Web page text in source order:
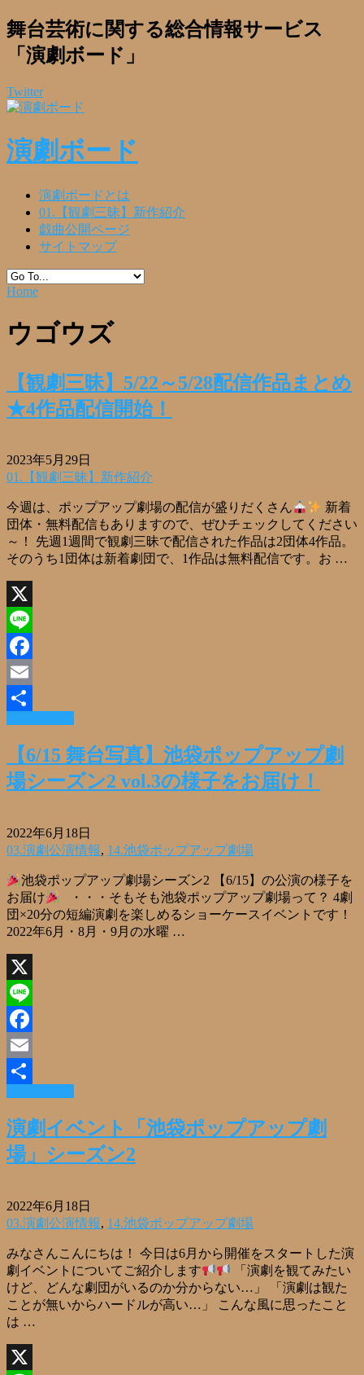
舞台芸術に関する総合情報サービス
「演劇ボード」
Twitter
演劇ボード
演劇ボードとは
01.【観劇三昧】新作紹介
戯曲公開ページ
サイトマップ
Home
ウゴウズ
【観劇三昧】5/22～5/28配信作品まとめ
★4作品配信開始！
2023年5月29日
01.【観劇三昧】新作紹介
今週は、ポップアップ劇場の配信が盛りだくさん
新着
団体・無料配信もありますので、ぜひチェックしてください
～！ 先週1週間で観劇三昧で配信された作品は2団体4作品。
そのうち1団体は新着劇団で、1作品は無料配信です。お …
X
Line
Facebook
Email
共
【6/15 舞台写真】池袋ポップアップ劇
場シーズン2 vol.3の様子をお届け！
2022年6月18日
03.演劇公演情報, 14.池袋ポップアップ劇場
池袋ポップアップ劇場シーズン2 【6/15】の公演の様子を
お届け
・・・そもそも池袋ポップアップ劇場って？ 4劇
団×20分の短編演劇を楽しめるショーケースイベントです！
2022年6月・8月・9月の水曜 …
X
Line
Facebook
Email
共
有
演劇イベント「池袋ポップアップ劇
場」シーズン2
2022年6月18日
03.演劇公演情報, 14.池袋ポップアップ劇場
みなさんこんにちは！ 今日は6月から開催をスタートした演
劇イベントについてご紹介します
「演劇を観てみたい
けど、どんな劇団がいるのか分からない…」 「演劇は観た
ことが無いからハードルが高い…」 こんな風に思ったこと
は …